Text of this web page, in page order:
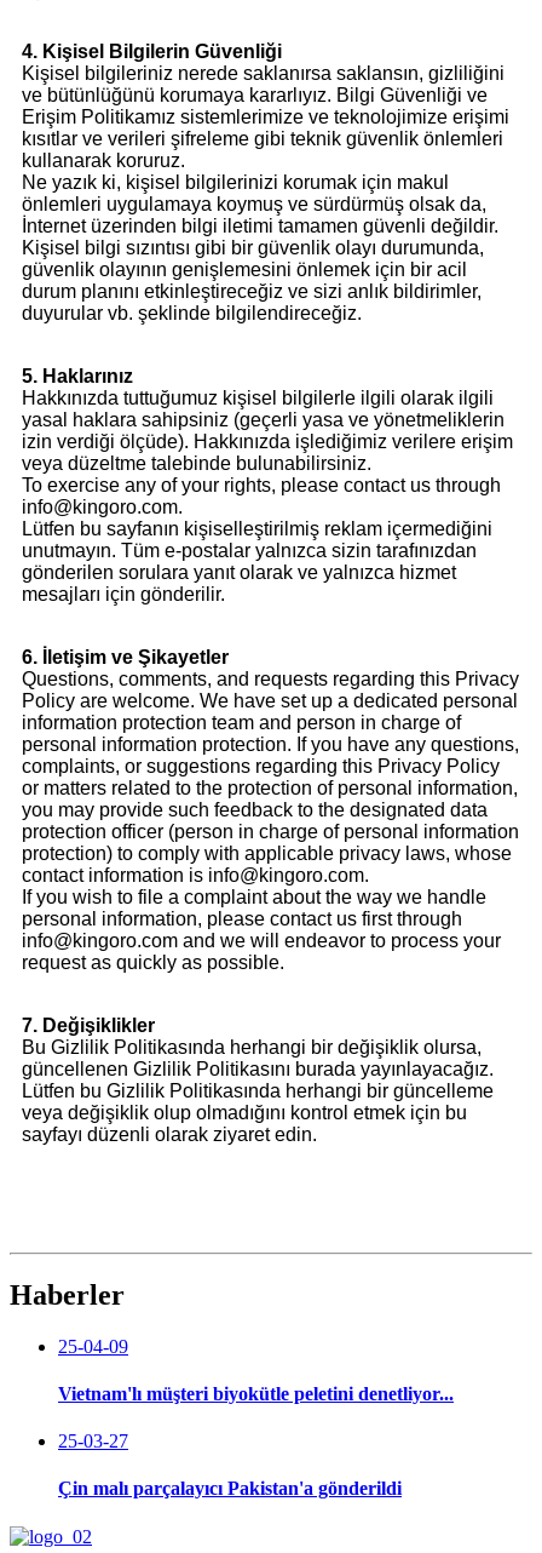
4. Kişisel Bilgilerin Güvenliği
Kişisel bilgileriniz nerede saklanırsa saklansın, gizliliğini
ve bütünlüğünü korumaya kararlıyız. Bilgi Güvenliği ve
Erişim Politikamız sistemlerimize ve teknolojimize erişimi
kısıtlar ve verileri şifreleme gibi teknik güvenlik önlemleri
kullanarak koruruz.
Ne yazık ki, kişisel bilgilerinizi korumak için makul
önlemleri uygulamaya koymuş ve sürdürmüş olsak da,
İnternet üzerinden bilgi iletimi tamamen güvenli değildir.
Kişisel bilgi sızıntısı gibi bir güvenlik olayı durumunda,
güvenlik olayının genişlemesini önlemek için bir acil
durum planını etkinleştireceğiz ve sizi anlık bildirimler,
duyurular vb. şeklinde bilgilendireceğiz.
5. Haklarınız
Hakkınızda tuttuğumuz kişisel bilgilerle ilgili olarak ilgili
yasal haklara sahipsiniz (geçerli yasa ve yönetmeliklerin
izin verdiği ölçüde). Hakkınızda işlediğimiz verilere erişim
veya düzeltme talebinde bulunabilirsiniz.
To exercise any of your rights, please contact us through
info@kingoro.com.
Lütfen bu sayfanın kişiselleştirilmiş reklam içermediğini
unutmayın. Tüm e-postalar yalnızca sizin tarafınızdan
gönderilen sorulara yanıt olarak ve yalnızca hizmet
mesajları için gönderilir.
6. İletişim ve Şikayetler
Questions, comments, and requests regarding this Privacy
Policy are welcome. We have set up a dedicated personal
information protection team and person in charge of
personal information protection. If you have any questions,
complaints, or suggestions regarding this Privacy Policy
or matters related to the protection of personal information,
you may provide such feedback to the designated data
protection officer (person in charge of personal information
protection) to comply with applicable privacy laws, whose
contact information is info@kingoro.com.
If you wish to file a complaint about the way we handle
personal information, please contact us first through
info@kingoro.com and we will endeavor to process your
request as quickly as possible.
7. Değişiklikler
Bu Gizlilik Politikasında herhangi bir değişiklik olursa,
güncellenen Gizlilik Politikasını burada yayınlayacağız.
Lütfen bu Gizlilik Politikasında herhangi bir güncelleme
veya değişiklik olup olmadığını kontrol etmek için bu
sayfayı düzenli olarak ziyaret edin.
Haberler
25-04-09
Vietnam'lı müşteri biyokütle peletini denetliyor...
25-03-27
Çin malı parçalayıcı Pakistan'a gönderildi